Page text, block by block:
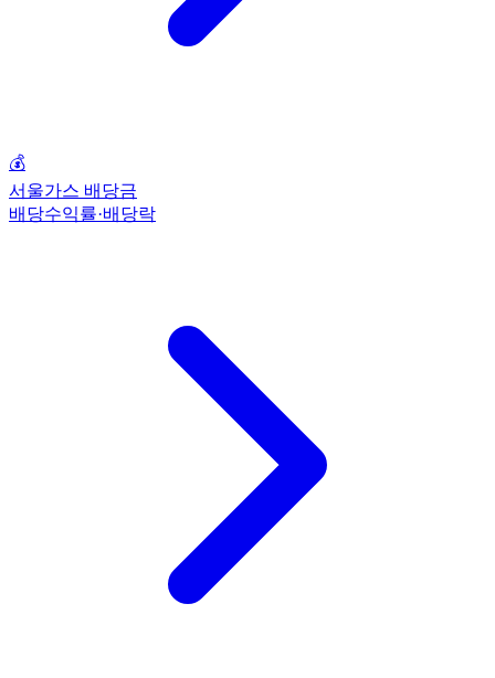
💰
서울가스 배당금
배당수익률·배당락